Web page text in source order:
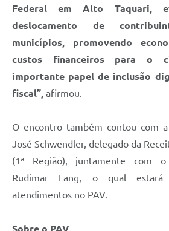
Federal em Alto Taquari,
deslocamento de
municípios, promovendo
custos financeiros para o
importante papel de inclusão
fiscal”, afirmou.
O encontro também contou com
José Schwendler, delegado da
(1ª Região), juntamente com
Rudimar Lang, o qual estará
atendimentos no PAV.
Sobre o PAV